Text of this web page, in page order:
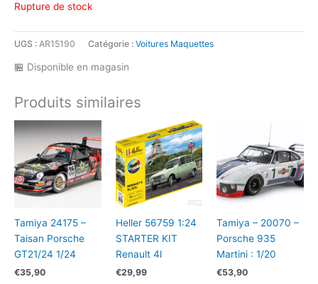
Rupture de stock
UGS : AR15190 Catégorie : Voitures Maquettes
🏪 Disponible en magasin
Produits similaires
Tamiya 24175 –
Taisan Porsche
GT21/24 1/24
€35,90
Heller 56759 1:24
STARTER KIT
Renault 4l
€29,99
Tamiya – 20070 –
Porsche 935
Martini : 1/20
€53,90